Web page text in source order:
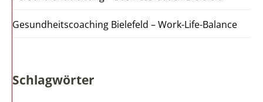
Gesundheitscoaching Bielefeld – Work-Life-Balance
Schlagwörter